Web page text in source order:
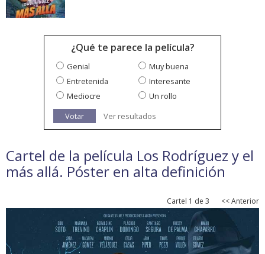
¿Qué te parece la película?
Genial
Muy buena
Entretenida
Interesante
Mediocre
Un rollo
Votar
Ver resultados
Cartel de la película Los Rodríguez y el
más allá. Póster en alta definición
Cartel 1 de 3 << Anterior